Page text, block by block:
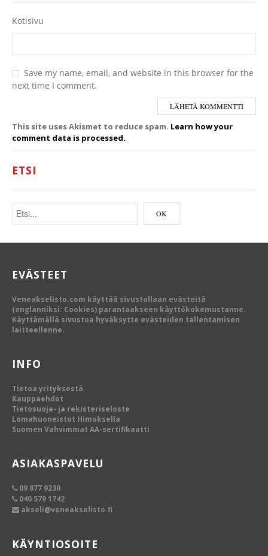
Kotisivu
Save my name, email, and website in this browser for the
next time I comment.
This site uses Akismet to reduce spam. Learn how your
comment data is processed.
ETSI
EVÄSTEET
Veneakselisto.com käyttää sivustollaan evästeitä
(englanniksi: Cookies) parantaakseen käyttökokemustanne.
Käyttämällä sivustoa hyväksytte evästeiden tallentamisen
laitteellenne.
INFO
Tietoa yrityksestä
Kauppaehdot
Tietosuoja- ja rekisteriseloste
Lomahuoneistot Himoksella
Suomen Vahvimmat AA-sertifikaatti
ASIAKASPAVELU
09 877 9230
040 579 1742
akseli@veneakselisto.fi
KÄYNTIOSOITE